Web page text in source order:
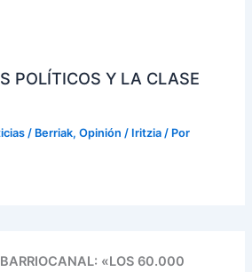
POLÍTICOS Y LA CLASE
/ Berriak,Opinión / Iritzia / Por
«LOS 60.000